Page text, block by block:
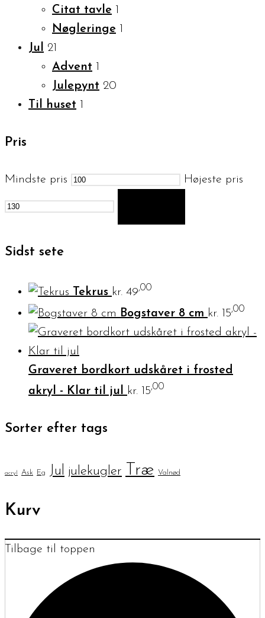
Citat tavle 1
Nøgleringe 1
Jul
21
Advent 1
Julepynt 20
Til huset 1
Pris
Mindste pris Højeste pris
Sidst sete
Tekrus kr. 49,00
Bogstaver 8 cm kr. 15,00
Graveret bordkort udskåret i frosted
akryl - Klar til jul kr. 15,00
Sorter efter tags
acryl Ask Eg Jul julekugler Træ Valnød
Kurv
Tilbage til toppen